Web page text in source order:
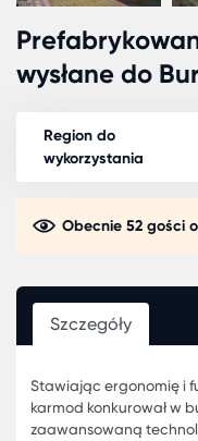
wysłane do
Region do
wykorzystania
Obecnie 52 gości
Szczegóły